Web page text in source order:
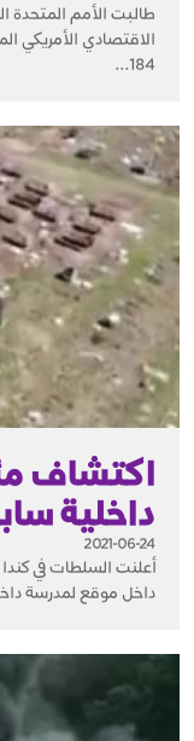
طالبت الأمم المتحدة
184...
اكتشاف
داخلية
2021-06-24
أعلنت السلطات في
داخل موقع لمدرسة